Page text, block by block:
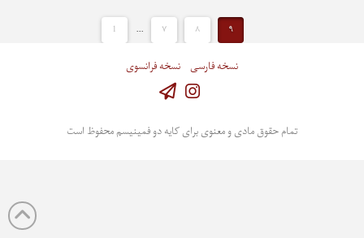
1 ... ۷ ۸ ۹
نسخه فارسی نسخه فرانسوی
تمام حقوق مادی و معنوی برای کایه دو فمینیسم محفوظ است